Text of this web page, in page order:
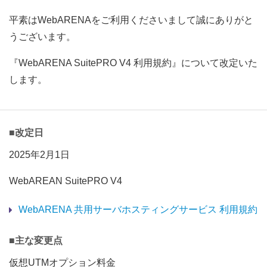
平素はWebARENAをご利用くださいまして誠にありがと
うございます。
『WebARENA SuitePRO V4 利用規約』について改定いた
します。
■改定日
2025年2月1日
WebAREAN SuitePRO V4
WebARENA 共用サーバホスティングサービス 利用規約
■主な変更点
仮想UTMオプション料金